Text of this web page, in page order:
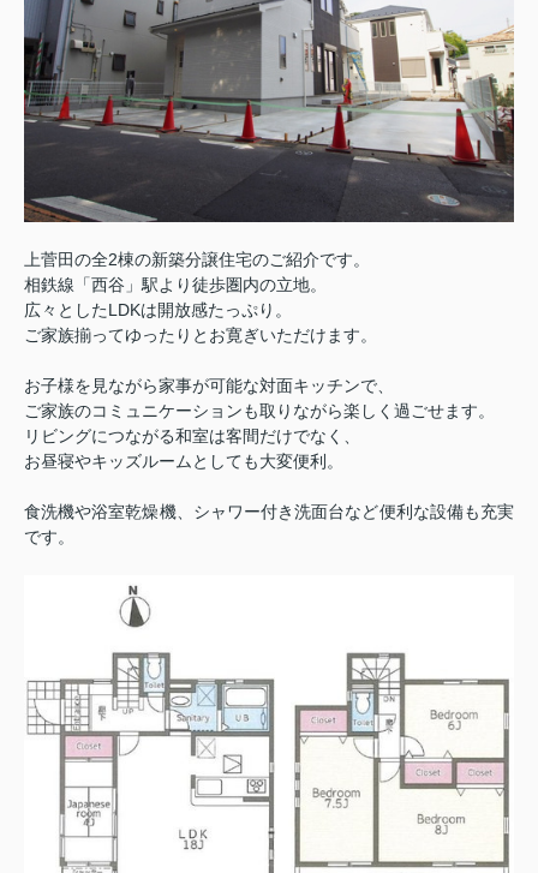
上菅田の全2棟の新築分譲住宅のご紹介です。
相鉄線「西谷」駅より徒歩圏内の立地。
広々としたLDKは開放感たっぷり。
ご家族揃ってゆったりとお寛ぎいただけます。
お子様を見ながら家事が可能な対面キッチンで、
ご家族のコミュニケーションも取りながら楽しく過ごせます。
リビングにつながる和室は客間だけでなく、
お昼寝やキッズルームとしても大変便利。
食洗機や浴室乾燥機、シャワー付き洗面台など便利な設備も充実
です。